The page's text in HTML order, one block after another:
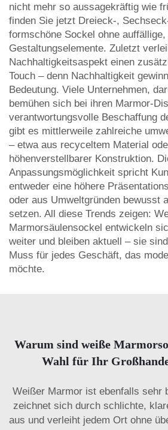
nicht mehr so aussagekräftig wie
finden Sie jetzt Dreieck-,
formschöne Sockel ohne
Gestaltungselemente. Zuletzt
Nachhaltigkeitsaspekt einen
Touch – denn Nachhaltigkeit
Bedeutung. Viele Unternehmen,
bemühen sich bei ihren Marmor-
verantwortungsvolle Beschaffung
gibt es mittlerweile zahlreiche
– etwa aus recyceltem Material
höhenverstellbarer Konstruktion.
Anpassungsmöglichkeit spricht
entweder eine höhere
oder aus Umweltgründen bewusst
setzen. All diese Trends zeigen:
Marmorsäulensockel entwickeln
weiter und bleiben aktuell – sie
Muss für jedes Geschäft, das
möchte.
Warum sind weiße
Wahl für Ihr
Weißer Marmor ist ebenfalls sehr
zeichnet sich durch schlichte,
aus und verleiht jedem Ort ohne